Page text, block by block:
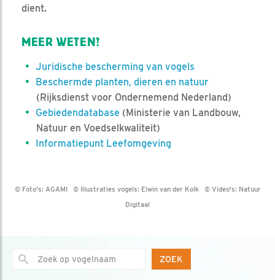
dient.
MEER WETEN?
Juridische bescherming van vogels
Beschermde planten, dieren en natuur
(Rijksdienst voor Ondernemend Nederland)
Gebiedendatabase (Ministerie van Landbouw,
Natuur en Voedselkwaliteit)
Informatiepunt Leefomgeving
© Foto's: AGAMI© Illustraties vogels: Elwin van der Kolk © Video's: Natuur
Digitaal
ZOEK